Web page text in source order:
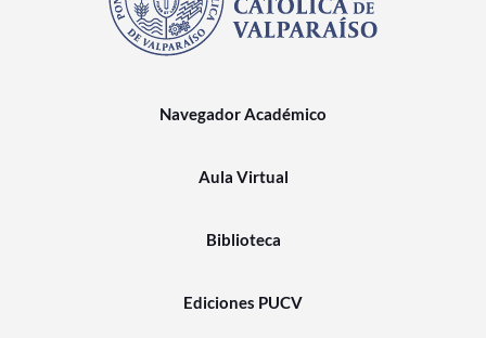
Navegador Académico
Aula Virtual
Biblioteca
Ediciones PUCV